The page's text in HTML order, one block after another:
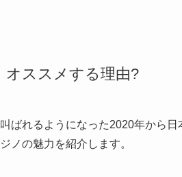
ススメする理由?
ばれるようになった2020年から日
ノの魅力を紹介します。